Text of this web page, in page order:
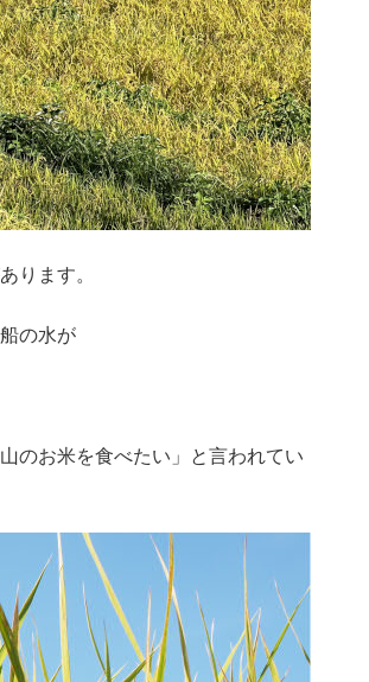
ります。
の水が
のお米を食べたい」と言われてい